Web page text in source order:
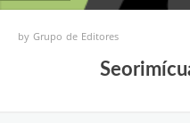
byGrupo de Editores